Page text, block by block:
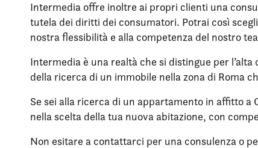
Intermedia offre inoltre ai propri clienti una
tutela dei diritti dei consumatori. Potrai così
nostra flessibilità e alla competenza del nostro
Intermedia è una realtà che si distingue per
della ricerca di un immobile nella zona di Roma
Se sei alla ricerca di un appartamento in affitto a
nella scelta della tua nuova abitazione, con
Non esitare a contattarci per una consulenza o